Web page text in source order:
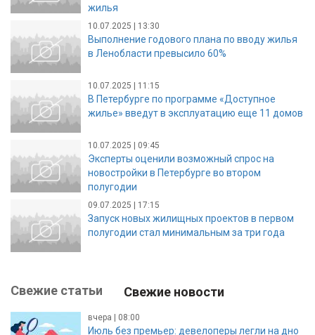
жилья
10.07.2025 | 13:30
Выполнение годового плана по вводу жилья
в Ленобласти превысило 60%
10.07.2025 | 11:15
В Петербурге по программе «Доступное
жилье» введут в эксплуатацию еще 11 домов
10.07.2025 | 09:45
Эксперты оценили возможный спрос на
новостройки в Петербурге во втором
полугодии
09.07.2025 | 17:15
Запуск новых жилищных проектов в первом
полугодии стал минимальным за три года
Свежие статьи Свежие новости
вчера | 08:00
Июль без премьер: девелоперы легли на дно